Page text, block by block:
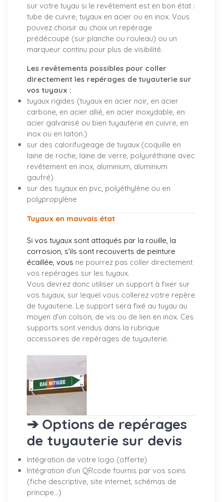
sur votre tuyau si le revêtement est en bon état :
tube de cuivre, tuyaux en acier ou en inox. Vous
pouvez choisir au choix un repérage
prédécoupé (sur planche ou rouleau) ou un
marqueur continu pour plus de visibilité.
Les revêtements possibles pour coller
directement les repérages de tuyauterie sur
vos tuyaux :
tuyaux rigides (tuyaux en acier noir, en acier
carbone, en acier allié, en acier inoxydable, en
acier galvanisé ou bien tuyauterie en cuivre, en
inox ou en laiton.)
sur des calorifugeage de tuyaux (coquille en
laine de roche, laine de verre, polyuréthane avec
revêtement en inox, aluminium, aluminium
gaufré)
sur des tuyaux en pvc, polyéthylène ou en
polypropylène
Tuyaux en mauvais état
Si vos tuyaux sont attaqués par la rouille, la
corrosion, s'ils sont recouverts de peinture
écaillée, vous ne pourrez pas coller directement
vos repérages sur les tuyaux.
Vous devrez donc utiliser un support à fixer sur
vos tuyaux, sur lequel vous collerez votre repère
de tuyauterie. Le support sera fixé au tuyau au
moyen d’un colson, de vis ou de lien en inox. Ces
supports sont vendus dans la rubrique
accessoires de repérages de tuyauterie.
➔ Options de repérages
de tuyauterie sur devis
Intégration de votre logo (offerte)
Intégration d’un QRcode fournis par vos soins
(fiche descriptive, site internet, schémas de
principe…)